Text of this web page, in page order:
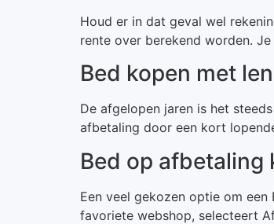
Houd er in dat geval wel
rente over berekend worden.
Bed kopen met
De afgelopen jaren is het
afbetaling door een kort
Bed op afbetaling
Een veel gekozen optie om
favoriete webshop, selecteert